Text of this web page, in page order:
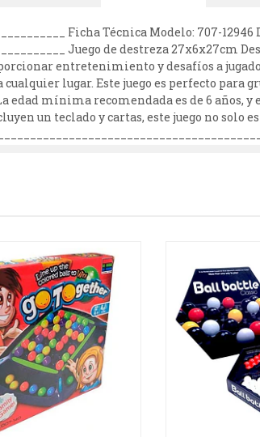
Ficha Técnica Modelo: 707-
Juego de destreza
entretenimiento y desafíos a
lugar. Este juego es perfecto para
mínima recomendada es de 6 años, y
un teclado y cartas, este juego no solo